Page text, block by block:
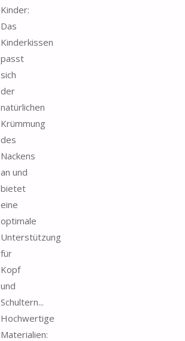
Kinder:
Das
Kinderkissen
passt
sich
der
natürlichen
Krümmung
des
Nackens
an und
bietet
eine
optimale
Unterstützung
für
Kopf
und
Schultern...
Hochwertige
Materialien: